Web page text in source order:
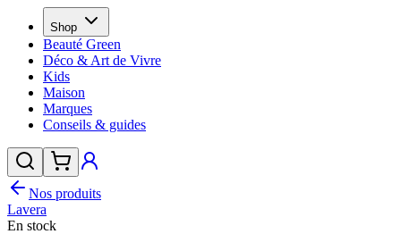
Shop
Beauté Green
Déco & Art de Vivre
Kids
Maison
Marques
Conseils & guides
Nos produits
Lavera
En stock